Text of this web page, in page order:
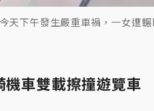
天下午發生嚴重車禍，一女遭
機車雙載擦撞遊覽車